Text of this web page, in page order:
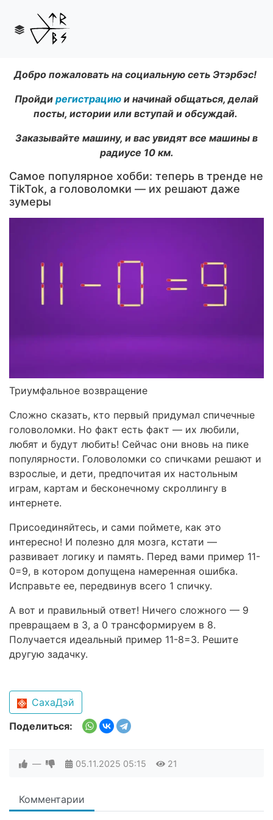
Добро пожаловать на социальную сеть Этэрбэс!
Пройди регистрацию и начинай общаться, делай
посты, истории или вступай и обсуждай.
Заказывайте машину, и вас увидят все машины в
радиусе 10 км.
Самое популярное хобби: теперь в тренде не
TikTok, а головоломки — их решают даже
зумеры
Триумфальное возвращение
Сложно сказать, кто первый придумал спичечные
головоломки. Но факт есть факт — их любили,
любят и будут любить! Сейчас они вновь на пике
популярности. Головоломки со спичками решают и
взрослые, и дети, предпочитая их настольным
играм, картам и бесконечному скроллингу в
интернете.
Присоединяйтесь, и сами поймете, как это
интересно! И полезно для мозга, кстати —
развивает логику и память. Перед вами пример 11-
0=9, в котором допущена намеренная ошибка.
Исправьте ее, передвинув всего 1 спичку.
А вот и правильный ответ! Ничего сложного — 9
превращаем в 3, а 0 трансформируем в 8.
Получается идеальный пример 11-8=3. Решите
другую задачку.
СахаДэй
Поделиться:
— 05.11.2025 05:15 21
Комментарии